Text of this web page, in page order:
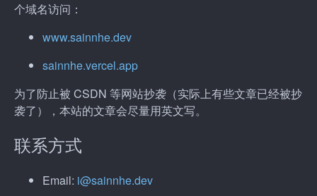
个域名访问：
www.sainnhe.dev
sainnhe.vercel.app
为了防止被 CSDN 等网站抄袭（实际上有些文章已经被抄
袭了），本站的文章会尽量用英文写。
联系方式
Email: i@sainnhe.dev